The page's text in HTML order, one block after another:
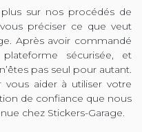
sur nos procédés de
préciser ce que veut
Après avoir commandé
sécurisée, et
pas seul pour autant.
aider à utiliser votre
de confiance que nous
chez Stickers-Garage.